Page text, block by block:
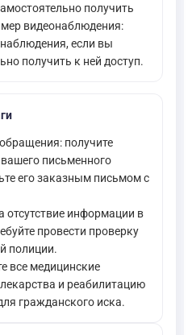
получить
видеонаблюдения:
если вы
получить к ней доступ.
получите
письменного
его заказным письмом с
отсутствие информации в
провести проверку
полиции.
все медицинские
и реабилитацию
гражданского иска.